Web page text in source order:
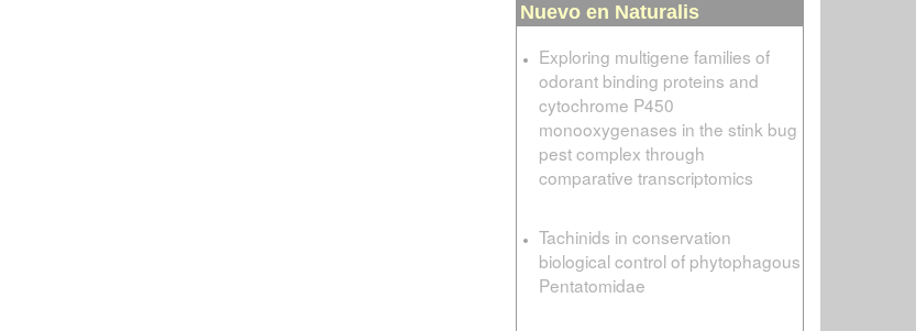
Nuevo en Naturalis
Exploring multigene families of
odorant binding proteins and
cytochrome P450
monooxygenases in the stink bug
pest complex through
comparative transcriptomics
Tachinids in conservation
biological control of phytophagous
Pentatomidae